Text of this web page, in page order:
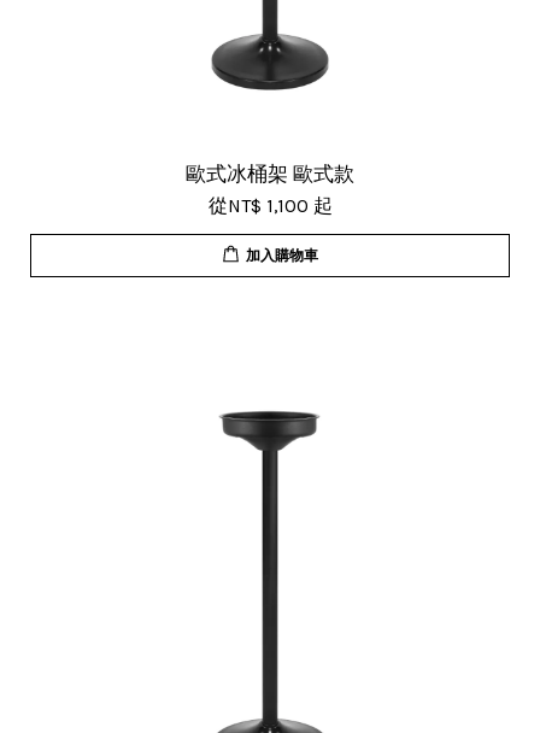
歐式冰桶架 歐式款
從NT$ 1,100 起
加入購物車